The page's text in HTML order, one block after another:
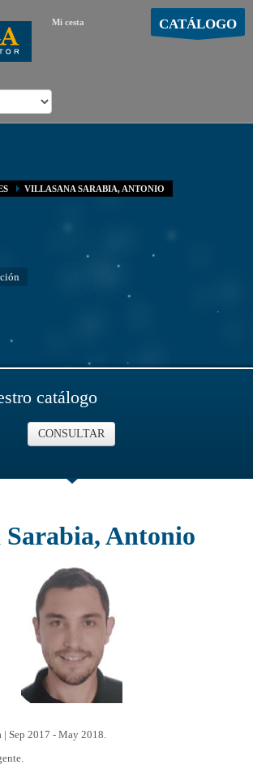
Mi cesta CATÁLOGO
VILLASANA SARABIA, ANTONIO
catálogo
CONSULTAR
Antonio
Sep 2017 - May 2018.